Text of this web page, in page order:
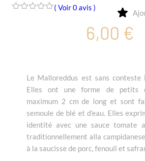
( Voir 0 avis )
6,00 €
Le Malloreddus est sans conteste
Elles ont une forme de petits
maximum 2 cm de long et sont
semoule de blé et d’eau. Elles
identité avec une sauce tomate
traditionnellement alla
à la saucisse de porc, fenouil et